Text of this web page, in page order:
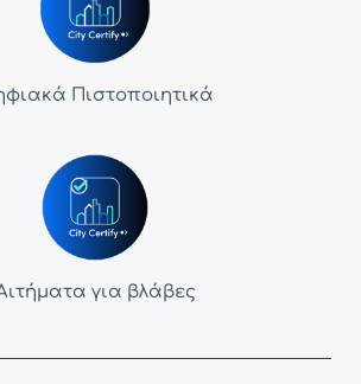
Πιστοποιητικά
για βλάβες